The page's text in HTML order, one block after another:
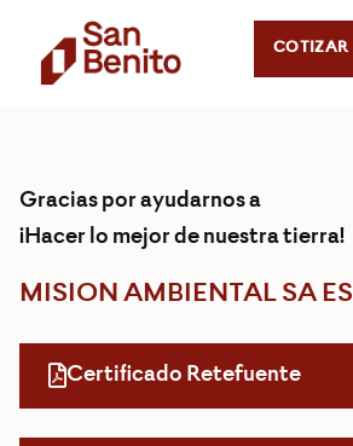
COTIZAR
Gracias por ayudarnos a
¡Hacer lo mejor de nuestra tierra!
MISION AMBIENTAL SA ES
Certificado Retefuente